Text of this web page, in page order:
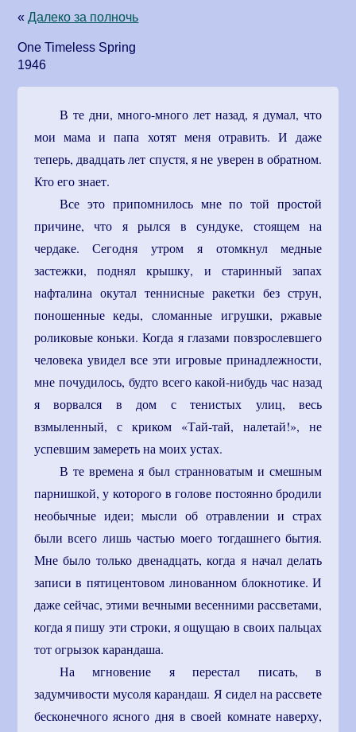
«Далеко за полночь
One Timeless Spring
1946
В те дни, много-много лет назад, я думал, что
мои мама и папа хотят меня отравить. И даже
теперь, двадцать лет спустя, я не уверен в обратном.
Кто его знает.
Все это припомнилось мне по той простой
причине, что я рылся в сундуке, стоящем на
чердаке. Сегодня утром я отомкнул медные
застежки, поднял крышку, и старинный запах
нафталина окутал теннисные ракетки без струн,
поношенные кеды, сломанные игрушки, ржавые
роликовые коньки. Когда я глазами повзрослевшего
человека увидел все эти игровые принадлежности,
мне почудилось, будто всего какой-нибудь час назад
я ворвался в дом с тенистых улиц, весь
взмыленный, с криком «Тай-тай, налетай!», не
успевшим замереть на моих устах.
В те времена я был странноватым и смешным
парнишкой, у которого в голове постоянно бродили
необычные идеи; мысли об отравлении и страх
были всего лишь частью моего тогдашнего бытия.
Мне было только двенадцать, когда я начал делать
записи в пятицентовом линованном блокнотике. И
даже сейчас, этими вечными весенними рассветами,
когда я пишу эти строки, я ощущаю в своих пальцах
тот огрызок карандаша.
На мгновение я перестал писать, в
задумчивости мусоля карандаш. Я сидел на рассвете
бесконечного ясного дня в своей комнате наверху,